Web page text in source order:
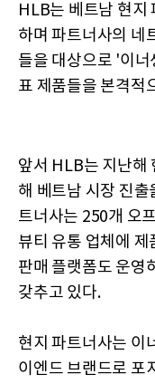
HLB는 베트남 현지
하며 파트너사의 네
들을 대상으로 '이너
표 제품들을 본격적
앞서 HLB는 지난해
해 베트남 시장 진
트너사는 250개 오
뷰티 유통 업체에
판매 플랫폼도 운영
갖추고 있다.
현지 파트너사는 이
이엔드 브랜드로 포